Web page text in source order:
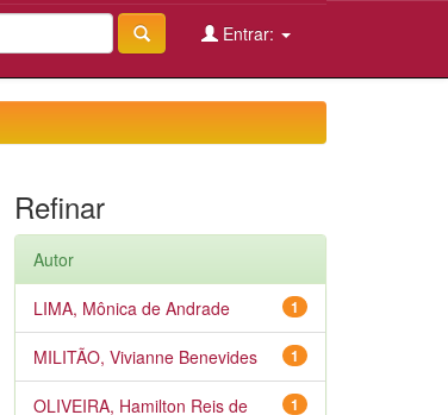
Entrar:
Refinar
Autor
1
LIMA, Mônica de Andrade
1
MILITÃO, Vivianne Benevides
1
OLIVEIRA, Hamilton Reis de